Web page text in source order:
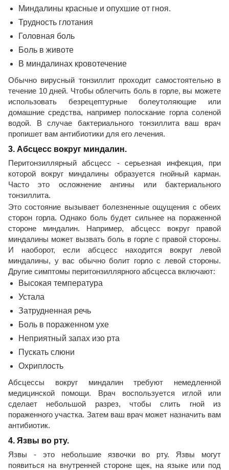
Миндалины красные и опухшие от гноя.
Трудность глотания
Головная боль
Боль в животе
В миндалинах кровотечение
Обычно вирусный тонзиллит проходит самостоятельно в
течение 10 дней. Чтобы облегчить боль в горле, вы можете
использовать безрецептурные болеутоляющие или
домашние средства, например полоскание горла соленой
водой. В случае бактериального тонзиллита ваш врач
пропишет вам антибиотики для его лечения.
3. Абсцесс вокруг миндалин.
Перитонзиллярный абсцесс - серьезная инфекция, при
которой вокруг миндалины образуется гнойный карман.
Часто это осложнение ангины или бактериального
тонзиллита.
Это состояние вызывает болезненные ощущения с обеих
сторон горла. Однако боль будет сильнее на пораженной
стороне миндалин. Например, абсцесс вокруг правой
миндалины может вызвать боль в горле с правой стороны.
И наоборот, если абсцесс находится вокруг левой
миндалины, у вас обычно болит горло с левой стороны.
Другие симптомы перитонзиллярного абсцесса включают:
Высокая температура
Устала
Затрудненная речь
Боль в пораженном ухе
Неприятный запах изо рта
Пускать слюни
Охриплость
Абсцессы вокруг миндалин требуют немедленной
медицинской помощи. Врач воспользуется иглой или
сделает небольшой разрез, чтобы слить гной из
пораженного участка. Затем ваш врач может назначить вам
антибиотик.
4. Язвы во рту.
Язвы - это небольшие язвочки во рту. Язвы могут
появиться на внутренней стороне щек, на языке или под